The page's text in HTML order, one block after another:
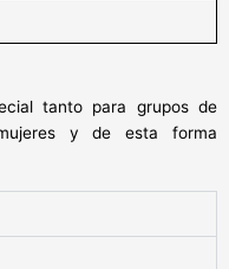
tanto para grupos de
y de esta forma